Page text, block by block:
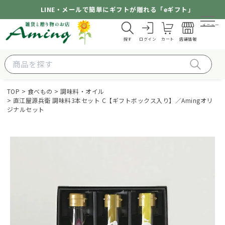
LINE・メールで簡単にギフトが贈れる「eギフト」
探す ログイン カート 店舗情報
メニュー
TOP 食べもの
調味料・オイル
直江屋源兵衛 調味料3本セット C【ギフトボックス入り】／Amingオリ
ジナルセット